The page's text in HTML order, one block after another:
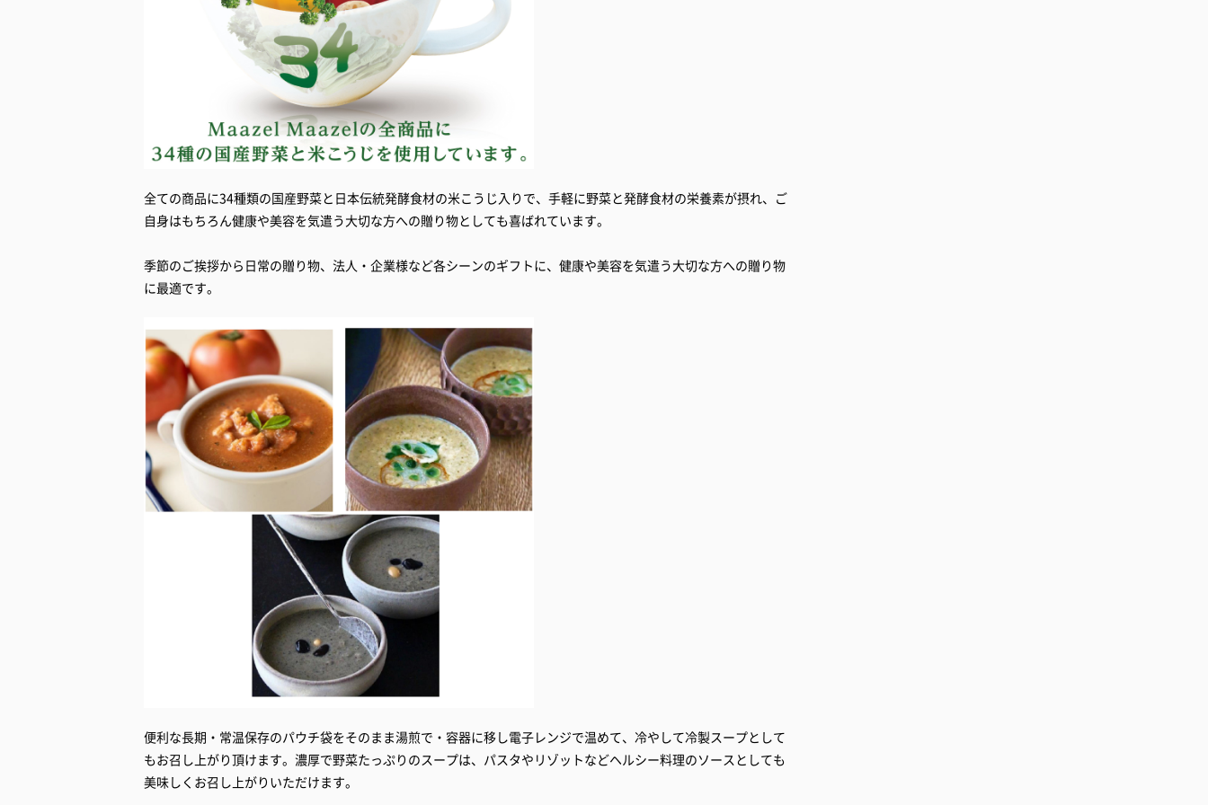
全ての商品に34種類の国産野菜と日本伝統発酵食材の米こうじ入りで、手軽に野菜と発酵食材の栄養素が摂れ、ご
自身はもちろん健康や美容を気遣う大切な方への贈り物としても喜ばれています。
季節のご挨拶から日常の贈り物、法人・企業様など各シーンのギフトに、健康や美容を気遣う大切な方への贈り物
便利な長期・常温保存のパウチ袋をそのまま湯煎で・容器に移し電子レンジで温めて、冷やして冷製スープとして
もお召し上がり頂けます。濃厚で野菜たっぷりのスープは、パスタやリゾットなどヘルシー料理のソースとしても
美味しくお召し上がりいただけます。